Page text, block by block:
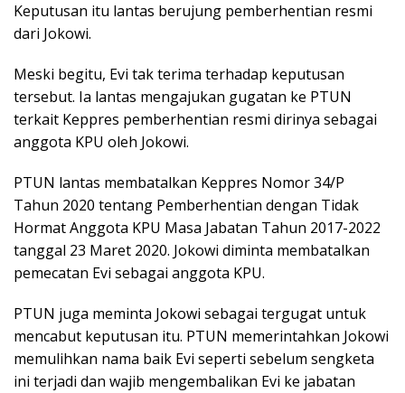
Keputusan itu lantas berujung pemberhentian resmi
dari Jokowi.
Meski begitu, Evi tak terima terhadap keputusan
tersebut. Ia lantas mengajukan gugatan ke PTUN
terkait Keppres pemberhentian resmi dirinya sebagai
anggota KPU oleh Jokowi.
PTUN lantas membatalkan Keppres Nomor 34/P
Tahun 2020 tentang Pemberhentian dengan Tidak
Hormat Anggota KPU Masa Jabatan Tahun 2017-2022
tanggal 23 Maret 2020. Jokowi diminta membatalkan
pemecatan Evi sebagai anggota KPU.
PTUN juga meminta Jokowi sebagai tergugat untuk
mencabut keputusan itu. PTUN memerintahkan Jokowi
memulihkan nama baik Evi seperti sebelum sengketa
ini terjadi dan wajib mengembalikan Evi ke jabatan